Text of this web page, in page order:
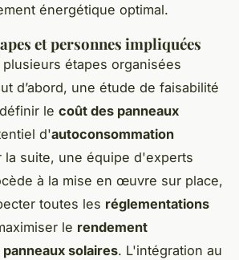
énergétique optimal.
et personnes impliquées
étapes organisées
d’abord, une étude de faisabilité
le coût des panneaux
d'autoconsommation
la suite, une équipe d'experts
à la mise en œuvre sur place,
toutes les réglementations
le rendement
solaires. L'intégration au